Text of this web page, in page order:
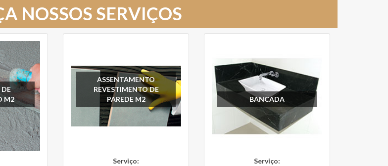
NOSSOS SERVIÇOS
M2
ASSENTAMENTO
REVESTIMENTO DE
PAREDE M2
Serviço:
BANCADA
Serviço: